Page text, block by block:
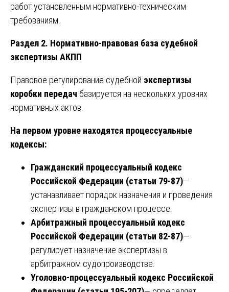
работ установленным нормативно-техническим
требованиям.
Раздел 2. Нормативно-правовая база судебной
экспертизы АКПП
Правовое регулирование судебной экспертизы
коробки передач базируется на нескольких уровнях
нормативных актов.
На первом уровне находятся процессуальные
кодексы:
Гражданский процессуальный кодекс
Российской Федерации (статьи 79-87)—
устанавливает порядок назначения и проведения
экспертизы в гражданском процессе.
Арбитражный процессуальный кодекс
Российской Федерации (статьи 82-87)—
регулирует назначение экспертизы в
арбитражном судопроизводстве.
Уголовно-процессуальный кодекс Российской